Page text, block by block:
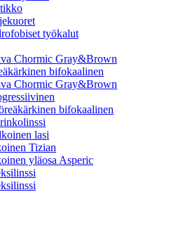
työkalut
Chormic Gray&Brown
bifokaalinen
Chormic Gray&Brown
bifokaalinen
lasi
Tizian
yläosa Asperic